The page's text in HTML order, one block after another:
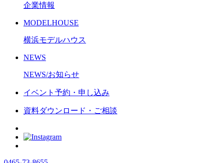
企業情報
MODELHOUSE
横浜モデルハウス
NEWS
NEWS/お知らせ
イベント予約・申し込み
資料ダウンロード・ご相談